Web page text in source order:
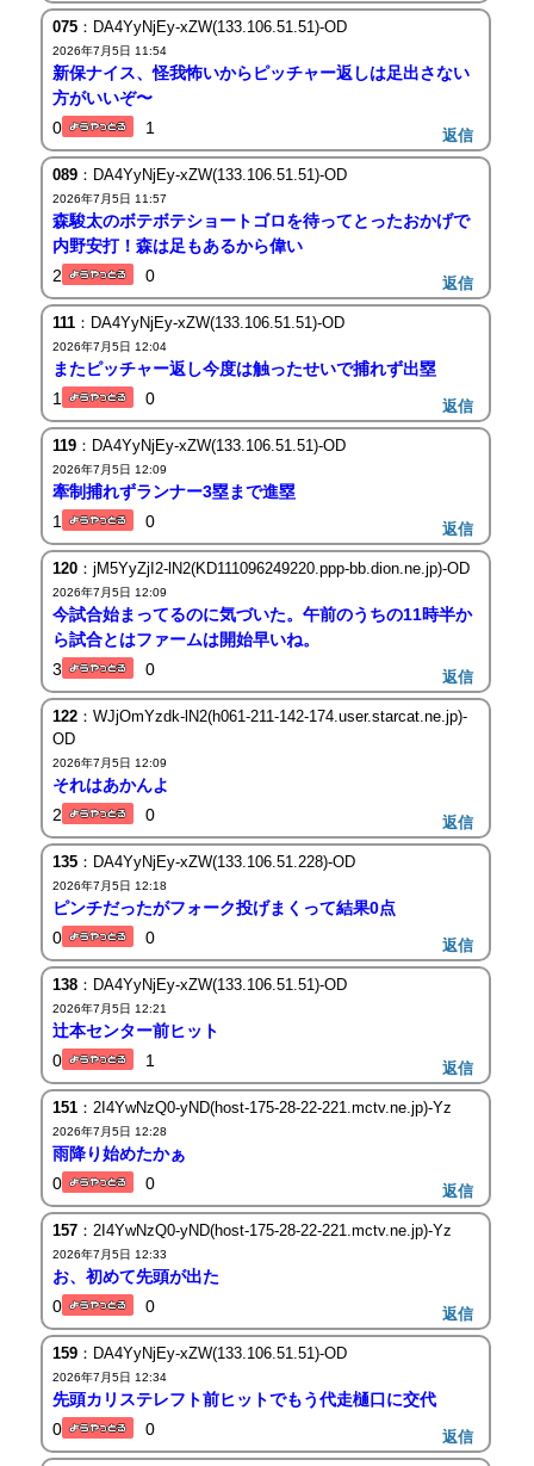
075：DA4YyNjEy-xZW(133.106.51.51)-OD
2026年7月5日 11:54
新保ナイス、怪我怖いからピッチャー返しは足出さない
方がいいぞ〜
0
1 返信
089：DA4YyNjEy-xZW(133.106.51.51)-OD
2026年7月5日 11:57
森駿太のボテボテショートゴロを待ってとったおかげで
内野安打！森は足もあるから偉い
2
0 返信
111：DA4YyNjEy-xZW(133.106.51.51)-OD
2026年7月5日 12:04
またピッチャー返し今度は触ったせいで捕れず出塁
1
0 返信
119：DA4YyNjEy-xZW(133.106.51.51)-OD
2026年7月5日 12:09
牽制捕れずランナー3塁まで進塁
1
0 返信
120：jM5YyZjI2-lN2(KD111096249220.ppp-bb.dion.ne.jp)-OD
2026年7月5日 12:09
今試合始まってるのに気づいた。午前のうちの11時半か
ら試合とはファームは開始早いね。
3
0 返信
122：WJjOmYzdk-lN2(h061-211-142-174.user.starcat.ne.jp)-
OD
2026年7月5日 12:09
それはあかんよ
2
0 返信
135：DA4YyNjEy-xZW(133.106.51.228)-OD
2026年7月5日 12:18
ピンチだったがフォーク投げまくって結果0点
0
0 返信
138：DA4YyNjEy-xZW(133.106.51.51)-OD
2026年7月5日 12:21
辻本センター前ヒット
0
1 返信
151：2I4YwNzQ0-yND(host-175-28-22-221.mctv.ne.jp)-Yz
2026年7月5日 12:28
雨降り始めたかぁ
0
0 返信
157：2I4YwNzQ0-yND(host-175-28-22-221.mctv.ne.jp)-Yz
2026年7月5日 12:33
お、初めて先頭が出た
0
0 返信
159：DA4YyNjEy-xZW(133.106.51.51)-OD
2026年7月5日 12:34
先頭カリステレフト前ヒットでもう代走樋口に交代
0
0 返信